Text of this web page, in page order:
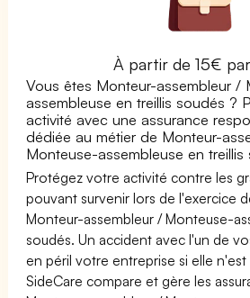
À partir de 15€
Vous êtes Monteur-assembleur /
assembleuse en treillis soudés ?
activité avec une assurance
dédiée au métier de Monteur-
Monteuse-assembleuse en treillis
Protégez votre activité contre les
pouvant survenir lors de l'exercice
Monteur-assembleur / Monteuse-
soudés. Un accident avec l'un de
en péril votre entreprise si elle n'est
SideCare compare et gère les